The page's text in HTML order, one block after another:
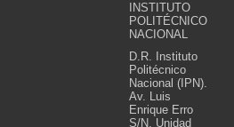
INSTITUTO
POLITÉCNICO
NACIONAL
D.R. Instituto
Politécnico
Nacional (IPN).
Av. Luis
Enrique Erro
S/N, Unidad